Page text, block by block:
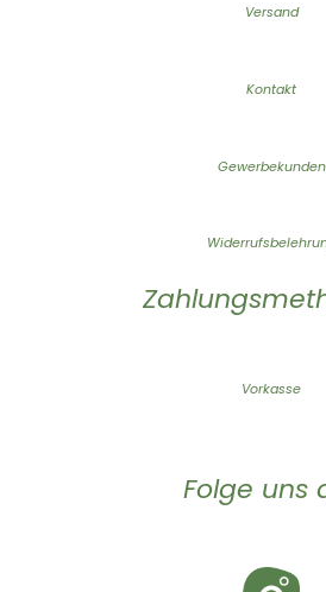
Versand
Kontakt
Gewerbekunden
Vorkasse
Folge uns